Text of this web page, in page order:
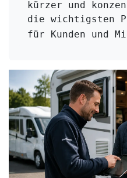
kürzer und
die wichtigsten
für Kunden und